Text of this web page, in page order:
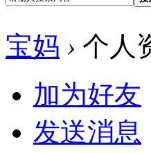
宝妈 › 个人
加为好友
发送消息